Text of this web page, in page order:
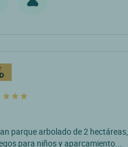
parque arbolado de 2 hectáreas,
para niños y aparcamiento...